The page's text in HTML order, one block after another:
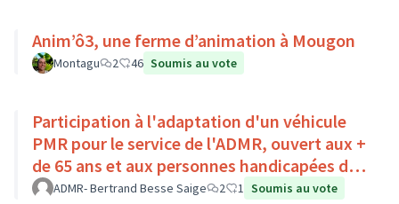
Anim’ô3, une ferme d’animation à Mougon
Montagu 2 46 Soumis au vote
Participation à l'adaptation d'un véhicule
PMR pour le service de l'ADMR, ouvert aux +
de 65 ans et aux personnes handicapées du
Pays Loire-Touraine.
ADMR- Bertrand Besse Saige 2 1 Soumis au vote